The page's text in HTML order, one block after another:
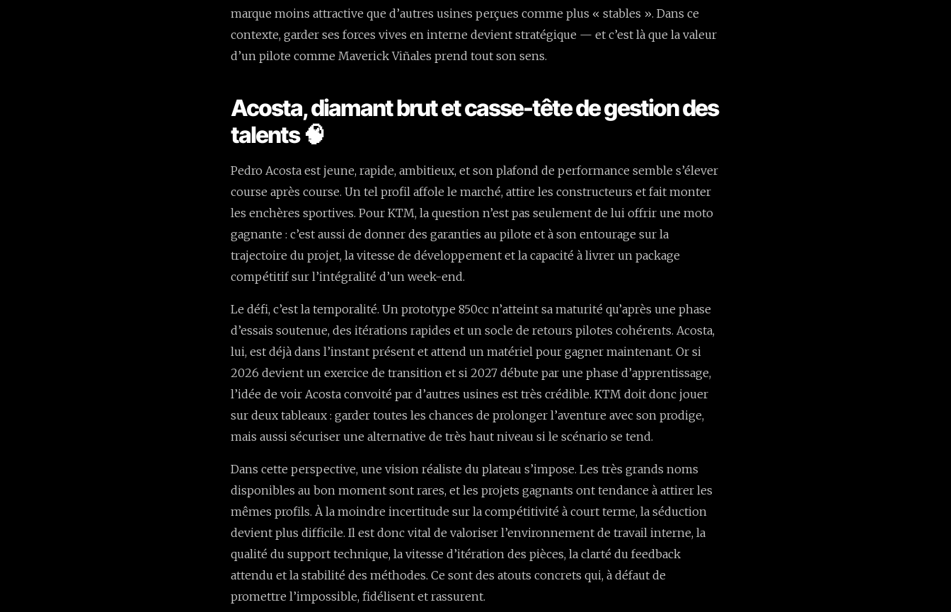
marque moins attractive que d’autres usines perçues comme plus « stables ». Dans ce
contexte, garder ses forces vives en interne devient stratégique — et c’est là que la valeur
d’un pilote comme Maverick Viñales prend tout son sens.
Acosta, diamant brut et casse-tête de gestion des
talents 🧠
Pedro Acosta est jeune, rapide, ambitieux, et son plafond de performance semble s’élever
course après course. Un tel profil affole le marché, attire les constructeurs et fait monter
les enchères sportives. Pour KTM, la question n’est pas seulement de lui offrir une moto
gagnante : c’est aussi de donner des garanties au pilote et à son entourage sur la
trajectoire du projet, la vitesse de développement et la capacité à livrer un package
compétitif sur l’intégralité d’un week-end.
Le défi, c’est la temporalité. Un prototype 850cc n’atteint sa maturité qu’après une phase
d’essais soutenue, des itérations rapides et un socle de retours pilotes cohérents. Acosta,
lui, est déjà dans l’instant présent et attend un matériel pour gagner maintenant. Or si
2026 devient un exercice de transition et si 2027 débute par une phase d’apprentissage,
l’idée de voir Acosta convoité par d’autres usines est très crédible. KTM doit donc jouer
sur deux tableaux : garder toutes les chances de prolonger l’aventure avec son prodige,
mais aussi sécuriser une alternative de très haut niveau si le scénario se tend.
Dans cette perspective, une vision réaliste du plateau s’impose. Les très grands noms
disponibles au bon moment sont rares, et les projets gagnants ont tendance à attirer les
mêmes profils. À la moindre incertitude sur la compétitivité à court terme, la séduction
devient plus difficile. Il est donc vital de valoriser l’environnement de travail interne, la
qualité du support technique, la vitesse d’itération des pièces, la clarté du feedback
attendu et la stabilité des méthodes. Ce sont des atouts concrets qui, à défaut de
promettre l’impossible, fidélisent et rassurent.